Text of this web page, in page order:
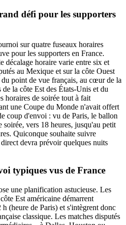
défi pour les supporters
sur quatre fuseaux horaires
pour les supporters en France.
décalage horaire varie entre six et
au Mexique et sur la côte Ouest
point de vue français, au cœur de la
la côte Est des États-Unis et du
horaires de soirée tout à fait
une Coupe du Monde n'avait offert
coup d'envoi : vu de Paris, le ballon
vers 18 heures, jusqu'au petit
Quiconque souhaite suivre
devra prévoir quelques nuits
typiques vus de France
une planification astucieuse. Les
Est américaine démarrent
(heure de Paris) et s'intègrent donc
classique. Les matches disputés